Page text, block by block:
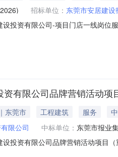
招标单位： 东莞市安居建
投资有限公司-项目门店一线岗位
企业管理顾问有限公司东莞市安居
有限公司品牌营销活动项
东莞市 工程建筑 服务
限公司 中标单位： 东莞市报业
投资有限公司品牌营销活动项目